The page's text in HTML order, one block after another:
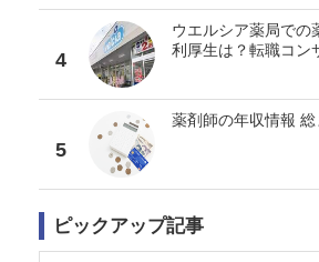
4
ウエルシア薬局での
利厚生は？転職コン
5
薬剤師の年収情報 総
ピックアップ記事